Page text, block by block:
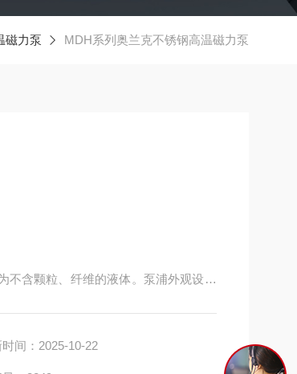
磁力泵 MDH系列奥兰克不锈钢高温磁力泵
不含颗粒、纤维的液体。泵浦外观设计
时间：2025-10-22